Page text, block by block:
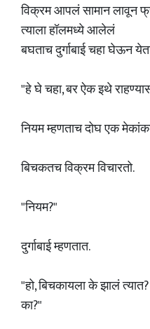
विक्रम आपलं सामान लावून
त्याला हॉलमध्ये आलेलं
बघताच दुर्गाबाई चहा घेऊन
"हे घे चहा, बर ऐक इथे
नियम म्हणताच दोघ एक
बिचकतच विक्रम विचारतो.
"नियम?"
दुर्गाबाई म्हणतात.
"हो, बिचकायला के झालं
का?"